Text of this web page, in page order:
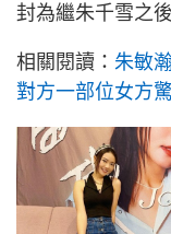
封為繼朱千雪之
相關閱讀： 朱敏
對方一部位女方